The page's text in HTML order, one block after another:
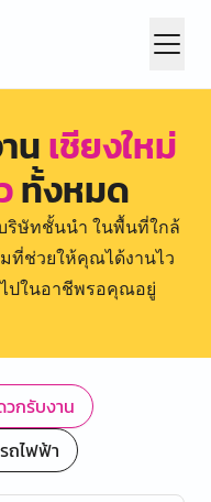
นเชียงใหม่
ทั้งหมด
ริษัทชั้นนำ ในพื้นที่ใกล้
ที่ช่วยให้คุณได้งานไว
ไปในอาชีพรอคุณอยู่
กรับงาน
ถไฟฟ้า